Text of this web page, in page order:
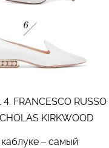
4. FRANCESCO RUSSO
KIRKWOOD
– самый